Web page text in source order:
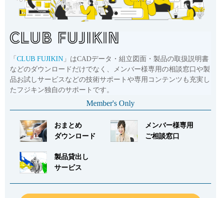
「 CLUB FUJIKIN 」はCADデータ・組立図面・製品の取扱説明書
などのダウンロードだけでなく、メンバー様専用の相談窓口や製
品お試しサービスなどの技術サポートや専用コンテンツも充実し
たフジキン独自のサポートです。
Member's Only
おまとめ
ダウンロード
メンバー様専用
ご相談窓口
製品貸出し
サービス